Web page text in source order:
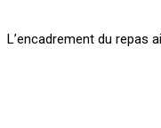
L’encadrement du repas